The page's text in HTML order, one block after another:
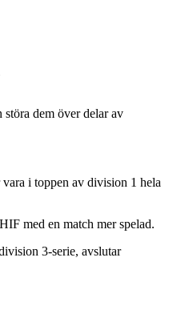
dem över delar av
i toppen av division 1 hela
med en match mer spelad.
3-serie, avslutar